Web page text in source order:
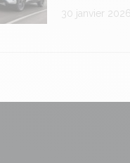
30 janvier 2026